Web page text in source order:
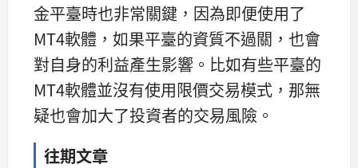
金平臺時也非常關鍵，因為即便使用了
MT4軟體，如果平臺的資質不過關，也會
對自身的利益產生影響。比如有些平臺的
MT4軟體並沒有使用限價交易模式，那無
疑也會加大了投資者的交易風險。
往期文章